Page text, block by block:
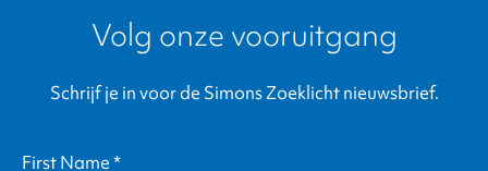
Volg onze vooruitgang
Schrijf je in voor de Simons Zoeklicht nieuwsbrief.
First Name*